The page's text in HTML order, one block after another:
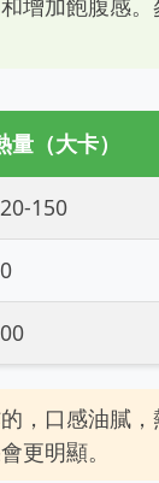
增加飽腹感
量（大卡）
150
，口感油膩，
更明顯。